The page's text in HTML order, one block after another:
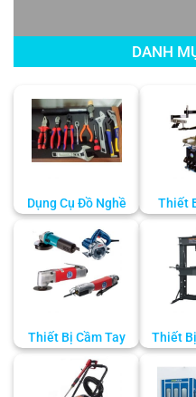
DANH
Dụng Cụ Đồ Nghề Thiết
Thiết Bị Cầm Tay Thiết